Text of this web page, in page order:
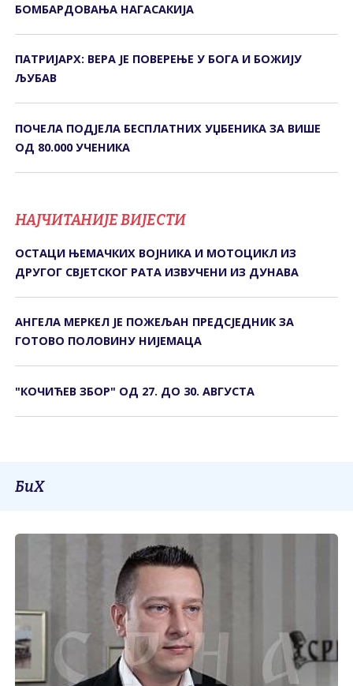
БОМБАРДОВАЊА НАГАСАКИЈА
ПАТРИЈАРХ: ВЕРА ЈЕ ПОВЕРЕЊЕ У БОГА И БОЖИЈУ
ЉУБАВ
ПОЧЕЛА ПОДЈЕЛА БЕСПЛАТНИХ УЏБЕНИКА ЗА ВИШЕ
ОД 80.000 УЧЕНИКА
НАЈЧИТАНИЈЕ ВИЈЕСТИ
ОСТАЦИ ЊЕМАЧКИХ ВОЈНИКА И МОТОЦИКЛ ИЗ
ДРУГОГ СВЈЕТСКОГ РАТА ИЗВУЧЕНИ ИЗ ДУНАВА
АНГЕЛА МЕРКЕЛ ЈЕ ПОЖЕЉАН ПРЕДСЈЕДНИК ЗА
ГОТОВО ПОЛОВИНУ НИЈЕМАЦА
"КОЧИЋЕВ ЗБОР" ОД 27. ДО 30. АВГУСТА
БиХ